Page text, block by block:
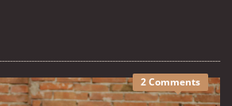
2 Comments